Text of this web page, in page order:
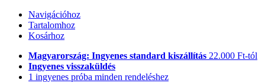
Navigációhoz
Tartalomhoz
Kosárhoz
Magyarország: Ingyenes standard kiszállítás 22.000 Ft-tól
Ingyenes visszaküldés
1 ingyenes próba minden rendeléshez